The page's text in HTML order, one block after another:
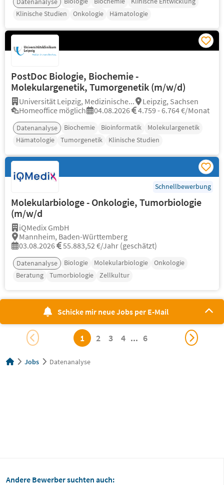
Klinische Studien
Onkologie Hämatologie
PostDoc Biologie, Biochemie -
Molekulargenetik, Tumorgenetik (m/w/d)
Universität Leipzig, Medizinische...
Leipzig, Sachsen
Homeoffice möglich
04.08.2026 4.759 - 6.764 €/Monat
Datenanalyse Biochemie Bioinformatik
Molekulargenetik
Hämatologie
Tumorgenetik Klinische Studien
Schnellbewerbung
Molekularbiologe - Onkologie, Tumorbiologie
(m/w/d
iQMedix GmbH
Mannheim, Baden-Württemberg
03.08.2026
55.883,52 €/Jahr (geschätzt)
Datenanalyse Biologie Molekularbiologie
Onkologie
Beratung
Tumorbiologie Zellkultur
Schicke mir neue Jobs per E-Mail
1 2 3 4 ... 6
Jobs Datenanalyse
Andere Bewerber suchten auch: